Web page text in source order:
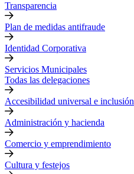
Transparencia
Plan de medidas antifraude
Identidad Corporativa
Servicios Municipales
Todas las delegaciones
Accesibilidad universal e inclusión
Administración y hacienda
Comercio y emprendimiento
Cultura y festejos